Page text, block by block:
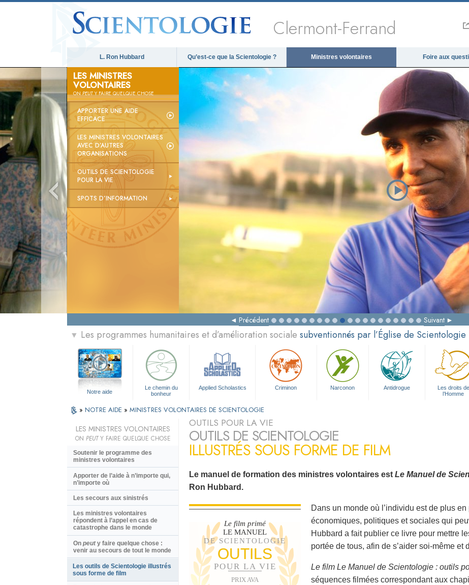
Clermont-Ferrand
L. Ron Hubbard Qu’est-ce que la Scientologie ? Ministres volontaires Foire aux
LES MINISTRES
VOLONTAIRES
ONPEUTY FAIRE QUELQUE CHOSE
APPORTER UNE AIDE
EFFICACE
LES MINISTRES VOLONTAIRES
AVEC D’AUTRES
ORGANISATIONS
OUTILS DE SCIENTOLOGIE
POUR LA VIE
SPOTS D’INFORMATION
Précédent Suivant
▼ Les programmes humanitaires et d’amélioration sociale subventionnés par l’Église de Scientologie
Notre aide
Le chemin du
bonheur
Applied Scholastics Criminon Narconon Antidrogue
Les droits de
l’Homme
» NOTRE AIDE » MINISTRES VOLONTAIRES DE SCIENTOLOGIE
OUTILS POUR LA VIE
OUTILS DE SCIENTOLOGIE
ILLUSTRÉS SOUS FORME DE FILM
Le manuel de formation des ministres volontaires est Le Manuel de
Ron Hubbard.
Le film primé
LE MANUEL
DE SCIENTOLOGIE
OUTILS
POUR LA VIE
PRIX AVA
Dans un monde où l’individu est de plus
économiques, politiques et sociales qui
Hubbard a fait publier ce livre pour mettre
portée de tous, afin de s’aider soi-même et
Le film Le Manuel de Scientologie : outils
séquences filmées correspondant aux
LES MINISTRES VOLONTAIRES
ON PEUTY FAIRE QUELQUE CHOSE
Soutenir le programme des
ministres volontaires
Apporter de l’aide à n’importe qui,
n’importe où
Les secours aux sinistrés
Les ministres volontaires
répondent à l’appel en cas de
catastrophe dans le monde
On peuty faire quelque chose :
venir au secours de tout le monde
Les outils de Scientologie illustrés
sous forme de film